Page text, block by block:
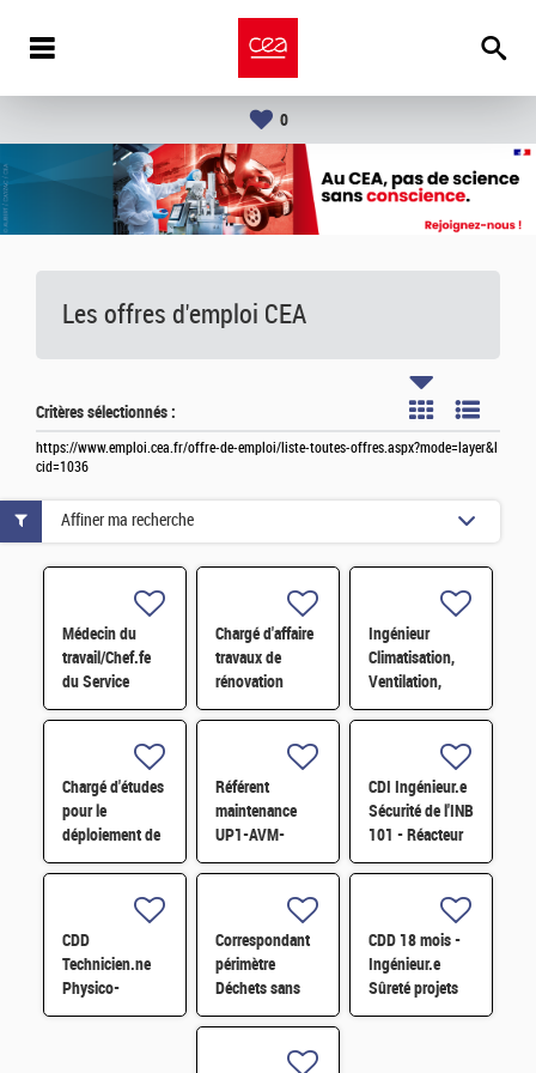
0
Les offres d'emploi CEA
Critères sélectionnés :
https://www.emploi.cea.fr/offre-de-emploi/liste-toutes-offres.aspx?mode=layer&l
cid=1036
Médecin du
travail/Chef.fe
du Service
Prévention et
Chargé d'affaire
travaux de
rénovation
Laboratoire 109
Ingénieur
Climatisation,
Ventilation,
Chauffage et
Chargé d'études
pour le
déploiement de
l'économie
Référent
maintenance
UP1-AVM-
IECDA H/F
CDI Ingénieur.e
Sécurité de l'INB
101 - Réacteur
Orphée F/H
CDD
Technicien.ne
Physico-
Chimiste avec
Correspondant
périmètre
Déchets sans
filières H/F
CDD 18 mois -
Ingénieur.e
Sûreté projets
de l'INB 50 H/F
Affiner ma recherche